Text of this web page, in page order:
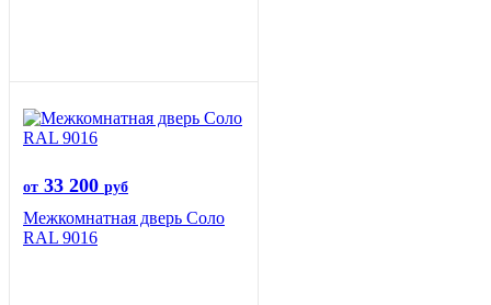
от 33 200 руб
Межкомнатная дверь Соло
RAL 9016